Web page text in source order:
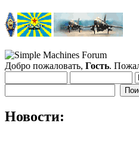
Добро пожаловать, Гость.
Новости: